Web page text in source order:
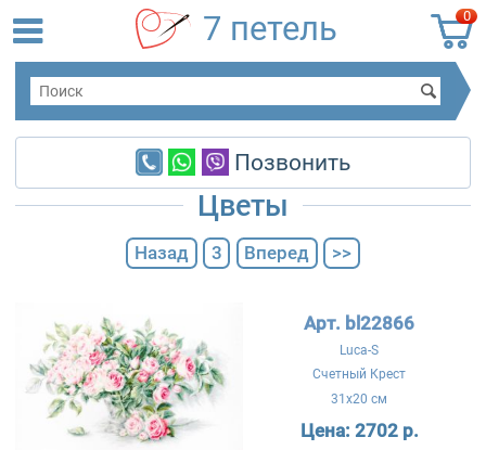
0
7 петель
Позвонить
Цветы
Назад 3 Вперед >>
Арт. bl22866
Luca-S
Счетный Крест
31x20 см
Цена: 2702 р.